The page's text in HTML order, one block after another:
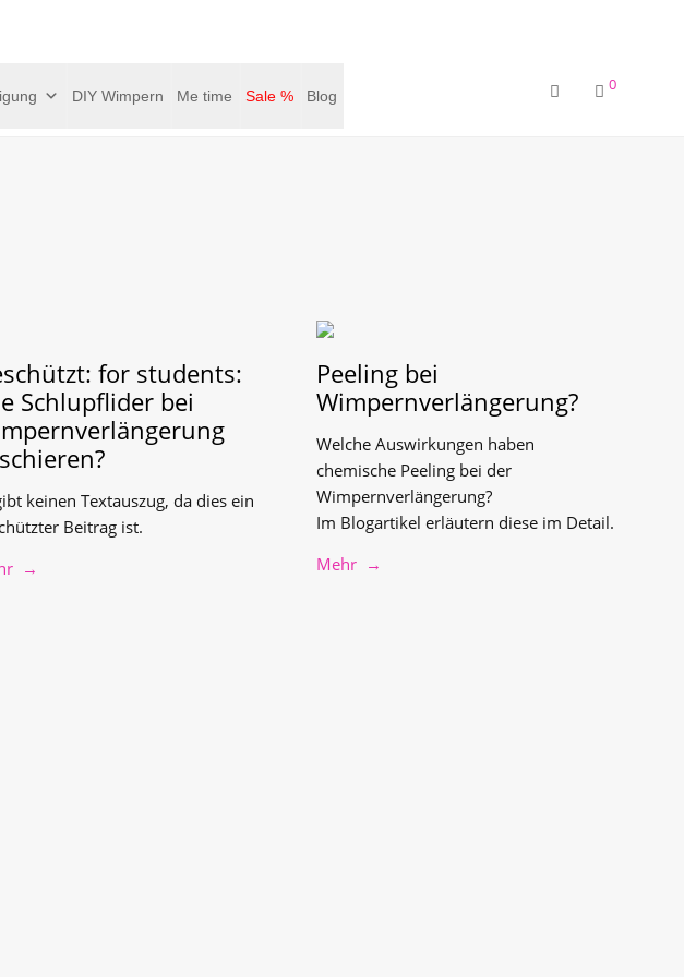
DIY Wimpern Me time Sale % Blog
0
for students:
Schlupflider bei
keinen Textauszug, da dies ein
Beitrag ist.
→
Peeling bei
Wimpernverlängerung?
Welche Auswirkungen haben
chemische Peeling bei der
Wimpernverlängerung?
Im Blogartikel erläutern diese im Detail.
Mehr →